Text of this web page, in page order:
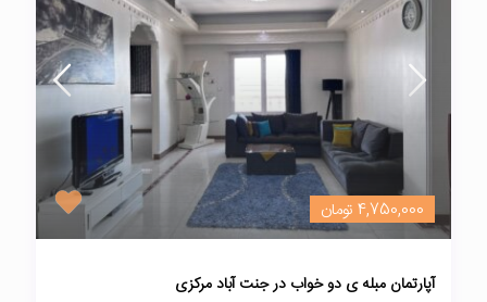
4,750,000 تومان
آپارتمان مبله ی دو خواب در جنت آباد مرکزی